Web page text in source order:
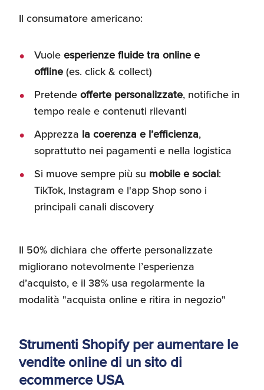
Il consumatore americano:
Vuole esperienze fluide tra online e
offline (es. click & collect)
Pretende offerte personalizzate, notifiche in
tempo reale e contenuti rilevanti
Apprezza la coerenza e l’efficienza,
soprattutto nei pagamenti e nella logistica
Si muove sempre più su mobile e social:
TikTok, Instagram e l'app Shop sono i
principali canali discovery
Il 50% dichiara che offerte personalizzate
migliorano notevolmente l’esperienza
d’acquisto, e il 38% usa regolarmente la
modalità "acquista online e ritira in negozio"
Strumenti Shopify per aumentare le
vendite online di un sito di
ecommerce USA